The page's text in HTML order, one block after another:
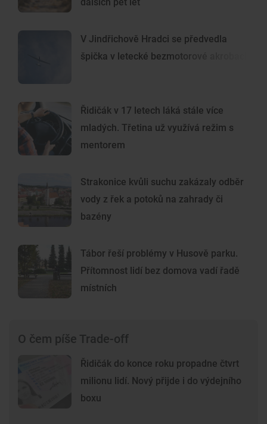
V Jindřichově Hradci se předvedla
špička v letecké bezmotorové akrobacii
Řidičák v 17 letech láká stále více
mladých. Třetina už využívá režim s
mentorem
Strakonice kvůli suchu zakázaly odběr
vody z řek a potoků na zahrady či
bazény
Tábor řeší problémy v Husově parku.
Přítomnost lidí bez domova vadí řadě
místních
O čem píše Trade-off
Řidičák do konce roku propadne čtvrt
milionu lidí. Nový přijde i do výdejního
boxu